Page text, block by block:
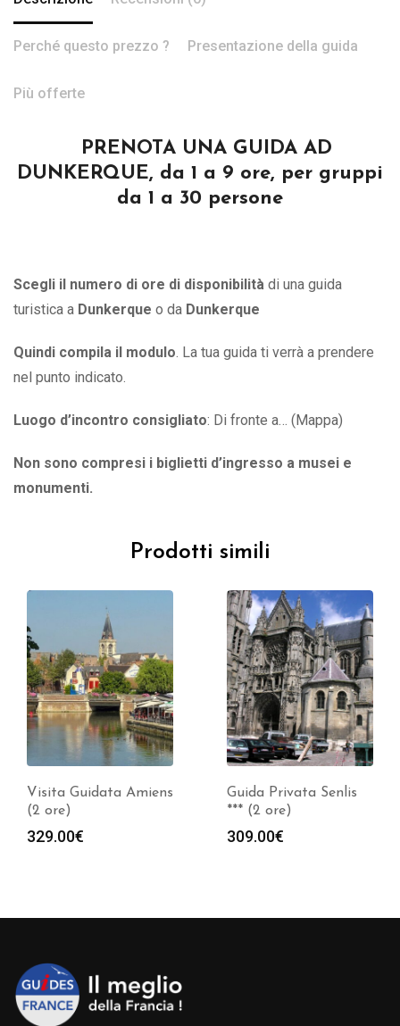
Perché questo prezzo ? Presentazione della guida
Più offerte
PRENOTA UNA GUIDA AD
DUNKERQUE, da 1 a 9 ore, per gruppi
da 1 a 30 persone
Scegli il numero di ore di disponibilità di una guida
turistica a Dunkerque o da Dunkerque
Quindi compila il modulo. La tua guida ti verrà a prendere
nel punto indicato.
Luogo d’incontro consigliato: Di fronte a… (Mappa)
Non sono compresi i biglietti d’ingresso a musei e
monumenti.
Prodotti simili
Visita Guidata Amiens
(2 ore)
329.00€
Guida Privata Senlis
*** (2 ore)
309.00€